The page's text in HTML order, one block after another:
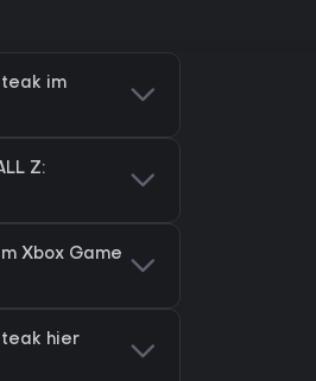
im
Z:
Xbox Game
hier